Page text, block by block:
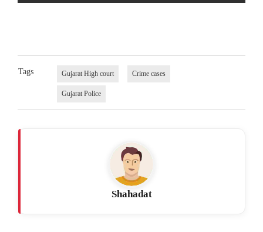
Tags Gujarat High court Crime cases
Gujarat Police
Shahadat